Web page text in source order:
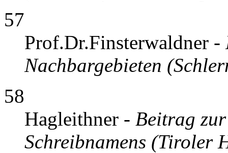
57
Prof.Dr.Finsterwaldner -
Nachbargebieten
58
Hagleithner - Beitrag zur
Schreibnamens (Tiroler